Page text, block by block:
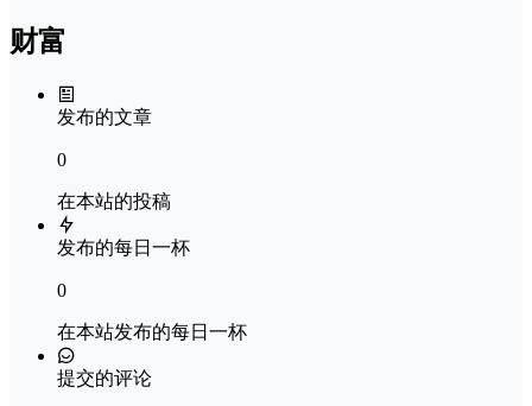
财富
发布的文章
0
在本站的投稿
发布的每日一杯
0
在本站发布的每日一杯
提交的评论